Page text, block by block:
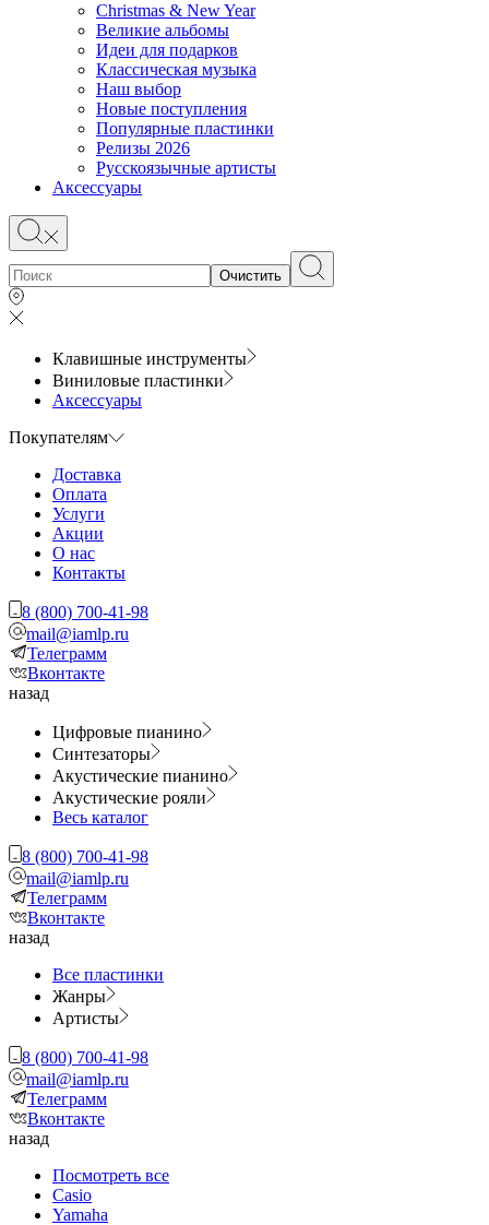
Christmas & New Year
Великие альбомы
Идеи для подарков
Классическая музыка
Наш выбор
Новые поступления
Популярные пластинки
Релизы 2026
Русскоязычные артисты
Аксессуары
Очистить
Клавишные инструменты
Виниловые пластинки
Аксессуары
Покупателям
Доставка
Оплата
Услуги
Акции
О нас
Контакты
8 (800) 700-41-98
mail@iamlp.ru
Телеграмм
Вконтакте
назад
Цифровые пианино
Синтезаторы
Акустические пианино
Акустические рояли
Весь каталог
8 (800) 700-41-98
mail@iamlp.ru
Телеграмм
Вконтакте
назад
Все пластинки
Жанры
Артисты
8 (800) 700-41-98
mail@iamlp.ru
Телеграмм
Вконтакте
назад
Посмотреть все
Casio
Yamaha